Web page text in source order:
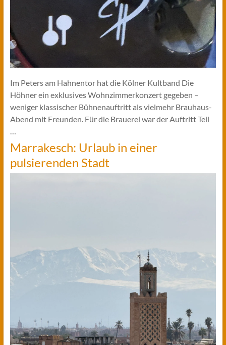
Im Peters am Hahnentor hat die Kölner Kultband Die
Höhner ein exklusives Wohnzimmerkonzert gegeben –
weniger klassischer Bühnenauftritt als vielmehr Brauhaus-
Abend mit Freunden. Für die Brauerei war der Auftritt Teil
…
Marrakesch: Urlaub in einer
pulsierenden Stadt